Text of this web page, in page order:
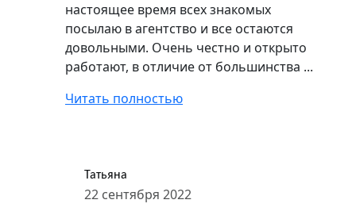
настоящее время всех знакомых
посылаю в агентство и все остаются
довольными. Очень честно и открыто
работают, в отличие от большинства ...
Читать полностью
Татьяна
22 сентября 2022